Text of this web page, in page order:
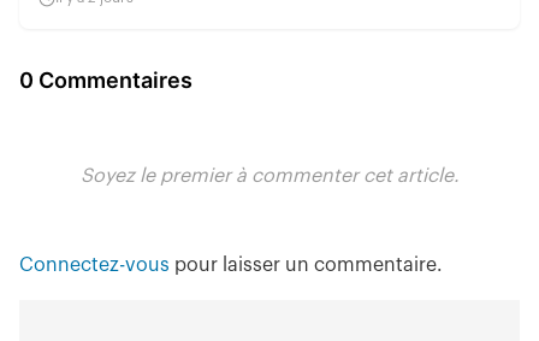
0 Commentaires
Soyez le premier à commenter cet article.
Connectez-vous pour laisser un commentaire.